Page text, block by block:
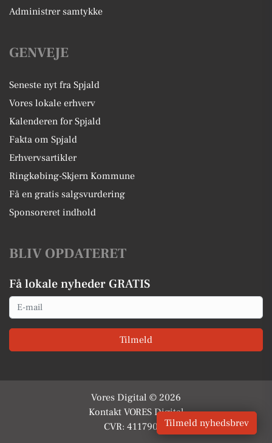
Administrer samtykke
GENVEJE
Seneste nyt fra Spjald
Vores lokale erhverv
Kalenderen for Spjald
Fakta om Spjald
Erhvervsartikler
Ringkøbing-Skjern Kommune
Få en gratis salgsvurdering
Sponsoreret indhold
BLIV OPDATERET
Få lokale nyheder GRATIS
Email
Tilmeld
Vores Digital © 2026
Kontakt VORES Digital
CVR: 41179082Tilmeld nyhedsbrev